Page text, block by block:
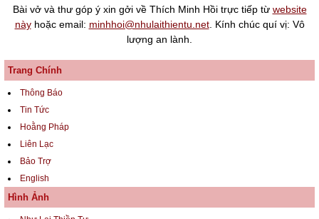
Bài vở và thư góp ý xin gởi về Thích Minh Hồi trực tiếp từ website
nàyhoặc email: minhhoi@nhulaithientu.net. Kính chúc quí vị: Vô
lượng an lành.
Trang Chính
Thông Báo
Tin Tức
Hoằng Pháp
Liên Lạc
Bảo Trợ
English
Hình Ảnh